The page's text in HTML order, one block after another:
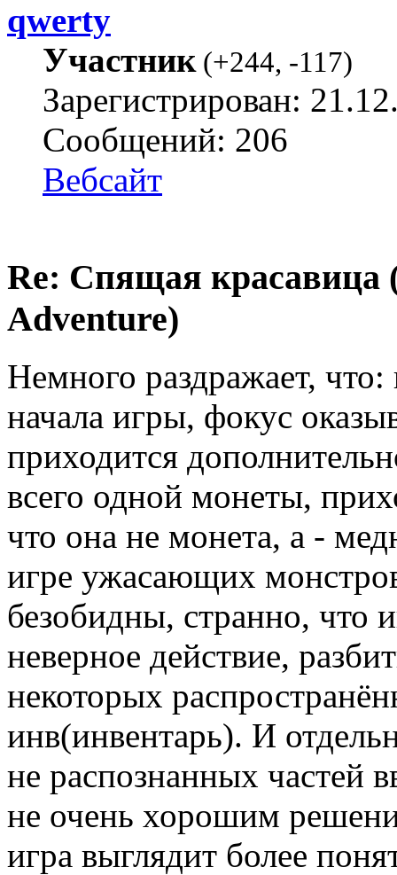
qwerty
Участник(+244, -117)
Зарегистрирован:
Сообщений: 206
Вебсайт
Re: Спящая красавица
Adventure)
Немного раздражает,
начала игры, фокус
приходится
всего одной монеты,
что она не монета, а -
игре ужасающих
безобидны, странно, что
неверное действие,
некоторых
инв(инвентарь). И
не распознанных частей
не очень хорошим
игра выглядит более